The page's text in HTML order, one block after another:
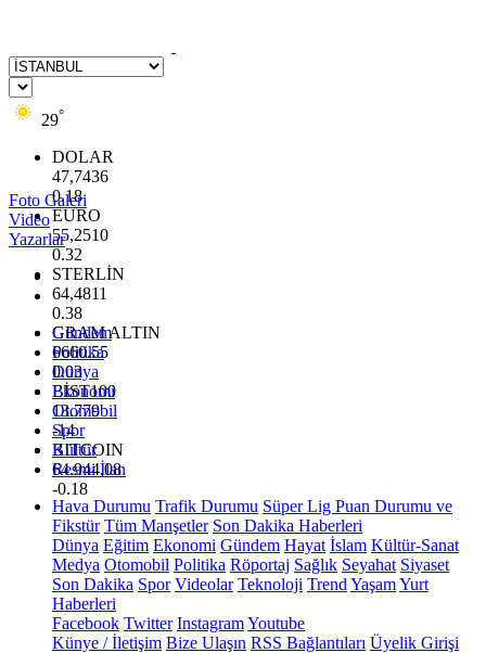
29°
DOLAR
47,7436
0.18
EURO
55,2510
0.32
STERLİN
64,4811
0.38
GRAM ALTIN
6660.55
0.03
BİST100
13.779
-14
BITCOIN
64.944,08
-0.18
Foto Galeri
Video
Yazarlar
Gündem
Politika
Dünya
Ekonomi
Otomobil
Spor
Kültür
Resmi İlan
Hava Durumu Trafik Durumu Süper Lig Puan Durumu ve
Fikstür Tüm Manşetler Son Dakika Haberleri
Dünya Eğitim Ekonomi Gündem Hayat İslam Kültür-Sanat
Medya Otomobil Politika Röportaj Sağlık Seyahat Siyaset
Son Dakika Spor Videolar Teknoloji Trend YaşamYurt
Haberleri
Facebook Twitter InstagramYoutube
Künye / İletişim Bize Ulaşın RSS Bağlantıları Üyelik Girişi